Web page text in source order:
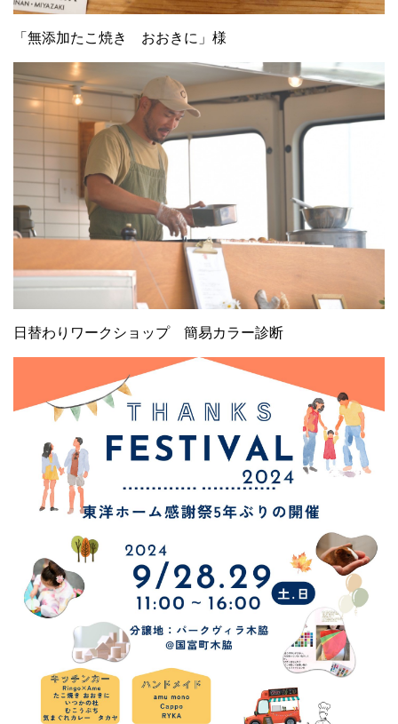
「無添加たこ焼き おおきに」様
日替わりワークショップ 簡易カラー診断